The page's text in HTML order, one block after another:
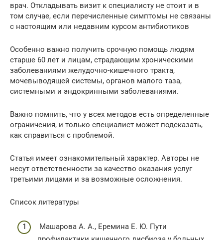
врач. Откладывать визит к специалисту не стоит и в
том случае, если перечисленные симптомы не связаны
с настоящим или недавним курсом антибиотиков
Особенно важно получить срочную помощь людям
старше 60 лет и лицам, страдающим хроническими
заболеваниями желудочно-кишечного тракта,
мочевыводящей системы, органов малого таза,
системными и эндокринными заболеваниями.
Важно помнить, что у всех методов есть определенные
ограничения, и только специалист может подсказать,
как справиться с проблемой.
Статья имеет ознакомительный характер. Авторы не
несут ответственности за качество оказания услуг
третьими лицами и за возможные осложнения.
Список литературы
Машарова А. А., Еремина Е. Ю. Пути